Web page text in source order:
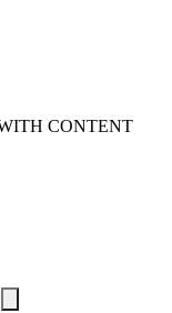
CONTENT